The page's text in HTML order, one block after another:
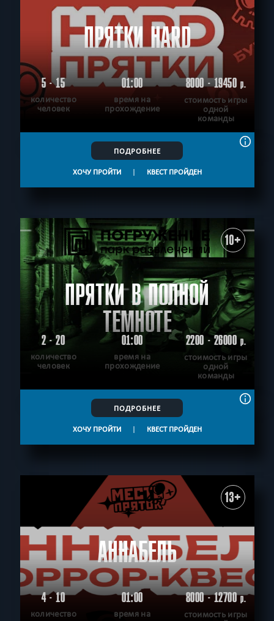
ПРЯТКИ HARD
5 - 15
количество
человек
01:00
время на
прохождение
8000 - 19450р.
стоимость игры
одной
команды
ПОДРОБНЕЕ
ХОЧУ ПРОЙТИ | КВЕСТ ПРОЙДЕН
10+
ПРЯТКИ В ПОЛНОЙ
ТЕМНОТЕ
2 - 20
количество
человек
01:00
время на
прохождение
2200 - 26000р.
стоимость игры
одной
команды
ПОДРОБНЕЕ
ХОЧУ ПРОЙТИ | КВЕСТ ПРОЙДЕН
13+
АННАБЕЛЬ
4 - 10
количество
01:00
время на
8000 - 12700р.
стоимость игры